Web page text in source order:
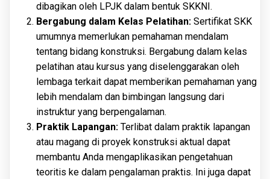
dibagikan oleh LPJK dalam bentuk SKKNI.
Bergabung dalam Kelas Pelatihan: Sertifikat SKK
umumnya memerlukan pemahaman mendalam
tentang bidang konstruksi. Bergabung dalam kelas
pelatihan atau kursus yang diselenggarakan oleh
lembaga terkait dapat memberikan pemahaman yang
lebih mendalam dan bimbingan langsung dari
instruktur yang berpengalaman.
Praktik Lapangan: Terlibat dalam praktik lapangan
atau magang di proyek konstruksi aktual dapat
membantu Anda mengaplikasikan pengetahuan
teoritis ke dalam pengalaman praktis. Ini juga dapat